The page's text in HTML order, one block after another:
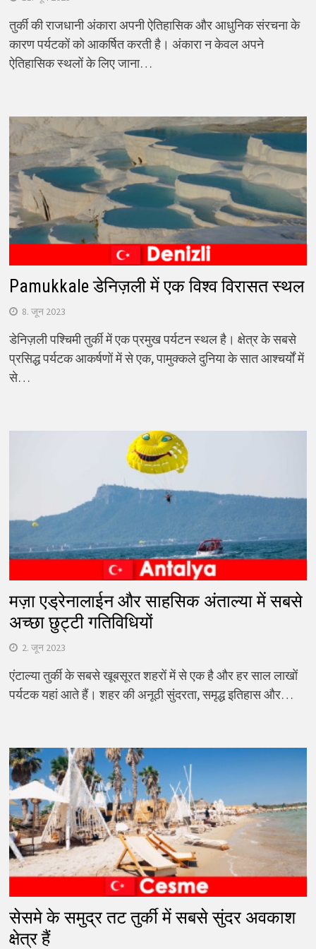
तुर्की की राजधानी अंकारा अपनी ऐतिहासिक और आधुनिक संरचना के
कारण पर्यटकों को आकर्षित करती है। अंकारा न केवल अपने
ऐतिहासिक स्थलों के लिए जाना…
Pamukkale डेनिज़ली में एक विश्व विरासत स्थल
8. जून 2023
डेनिज़ली पश्चिमी तुर्की में एक प्रमुख पर्यटन स्थल है। क्षेत्र के सबसे
प्रसिद्ध पर्यटक आकर्षणों में से एक, पामुक्कले दुनिया के सात आश्चर्यों में
से…
मज़ा एड्रेनालाईन और साहसिक अंताल्या में सबसे
अच्छा छुट्टी गतिविधियों
2. जून 2023
एंटाल्या तुर्की के सबसे खूबसूरत शहरों में से एक है और हर साल लाखों
पर्यटक यहां आते हैं। शहर की अनूठी सुंदरता, समृद्ध इतिहास और…
सेसमे के समुद्र तट तुर्की में सबसे सुंदर अवकाश
क्षेत्र हैं